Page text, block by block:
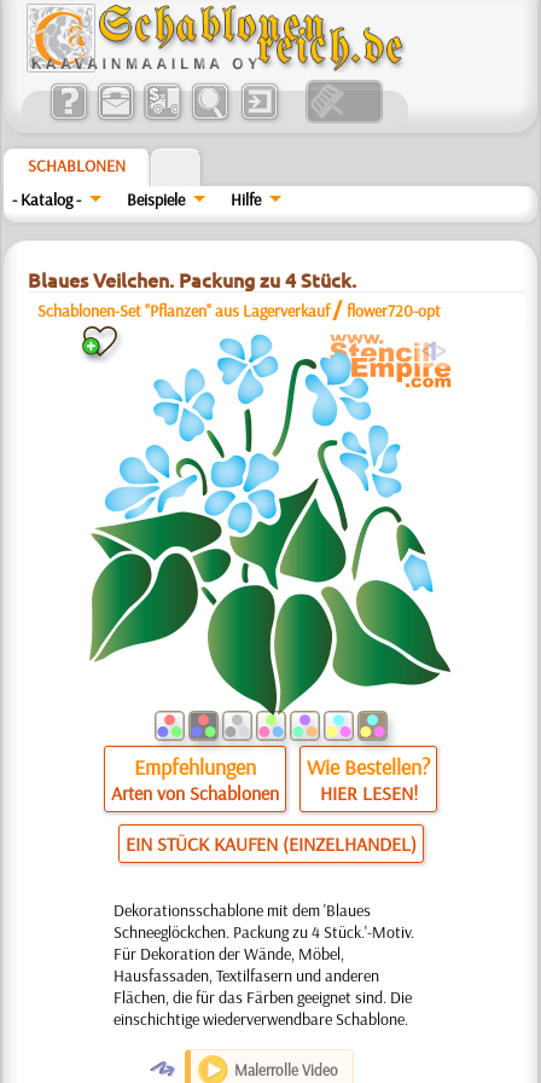
SCHABLONEN
- Katalog -
Beispiele Hilfe
Blaues Veilchen. Packung zu 4 Stück.
Schablonen-Set "Pflanzen" aus Lagerverkauf /flower720-opt
a
Empfehlungen
Arten von Schablonen
Wie Bestellen?
HIER LESEN!
EIN STÜCK KAUFEN (EINZELHANDEL)
Dekorationsschablone mit dem 'Blaues
Schneeglöckchen. Packung zu 4 Stück.'-Motiv.
Für Dekoration der Wände, Möbel,
Hausfassaden, Textilfasern und anderen
Flächen, die für das Färben geeignet sind. Die
einschichtige wiederverwendbare Schablone.
O Malerrolle Video